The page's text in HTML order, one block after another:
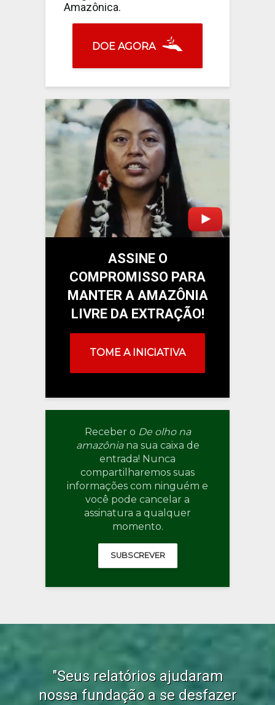
Amazônica.
DOE AGORA
ASSINE O
COMPROMISSO PARA
MANTER A AMAZÔNIA
LIVRE DA EXTRAÇÃO!
TOME A INICIATIVA
Receber o De olho na
amazôniana sua caixa de
entrada! Nunca
compartilharemos suas
informações com ninguém e
você pode cancelar a
assinatura a qualquer
momento.
SUBSCREVER
"Seus relatórios ajudaram
nossa fundação a se desfazer